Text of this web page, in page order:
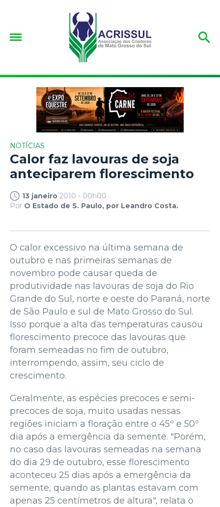
NOTÍCIAS
Calor faz lavouras de soja
anteciparem florescimento
13 janeiro 2010 - 00h00
Por O Estado de S. Paulo, por Leandro Costa.
O calor excessivo na última semana de
outubro e nas primeiras semanas de
novembro pode causar queda de
produtividade nas lavouras de soja do Rio
Grande do Sul, norte e oeste do Paraná, norte
de São Paulo e sul de Mato Grosso do Sul.
Isso porque a alta das temperaturas causou
florescimento precoce das lavouras que
foram semeadas no fim de outubro,
interrompendo, assim, seu ciclo de
crescimento.
Geralmente, as espécies precoces e semi-
precoces de soja, muito usadas nessas
regiões iniciam a floração entre o 45º e 50º
dia após a emergência da semente. "Porém,
no caso das lavouras semeadas na semana
do dia 29 de outubro, esse florescimento
aconteceu 25 dias após a emergência da
semente, quando as plantas estavam com
apenas 25 centímetros de altura", relata o